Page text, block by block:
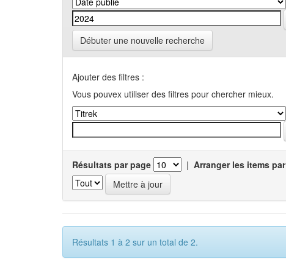
Débuter une nouvelle recherche
Ajouter des filtres :
Vous pouvex utiliser des filtres pour chercher mieux.
Résultats par page | Arranger les items par
Résultats 1 à 2 sur un total de 2.